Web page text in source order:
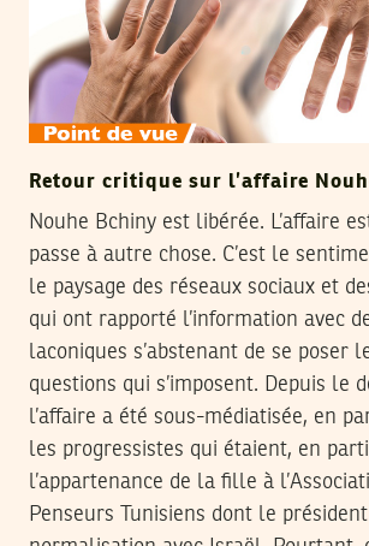
Retour critique sur l’affaire
Nouhe Bchiny est libérée. L’affaire
passe à autre chose. C’est le
le paysage des réseaux sociaux et
qui ont rapporté l’information avec
laconiques s’abstenant de se poser
questions qui s’imposent. Depuis le
l’affaire a été sous-médiatisée, en
les progressistes qui étaient, en
l’appartenance de la fille à
Penseurs Tunisiens dont le